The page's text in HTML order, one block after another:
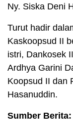
Ny. Siska Deni
Turut hadir
Kaskoopsud II
istri, Dankosek
Ardhya Garini
Koopsud II dan
Hasanuddin.
Sumber Berita: